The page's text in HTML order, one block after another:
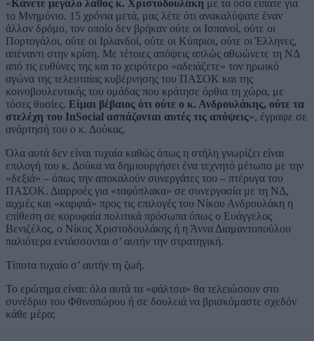
«Κάνετε μεγάλο λάθος κ. Χριστοδουλάκη με τα όσα είπατε για
το Μνημόνιο. 15 χρόνια μετά, μας λέτε ότι ανακαλύψατε έναν
άλλον δρόμο, τον οποίο δεν βρήκαν ούτε οι Ισπανοί, ούτε οι
Πορτογάλοι, ούτε οι Ιρλανδοί, ούτε οι Κύπριοι, ούτε οι Έλληνες,
απέναντι στην κρίση. Με τέτοιες απόψεις απλώς αθωώνετε τη ΝΔ
από τις ευθύνες της και το χειρότερο «αδειάζετε» τον ηρωικό
αγώνα της τελευταίας κυβέρνησης του ΠΑΣΟΚ και της
κοινοβουλευτικής του ομάδας που κράτησε όρθια τη χώρα, με
τόσες θυσίες. Είμαι βέβαιος ότι ούτε ο κ. Ανδρουλάκης, ούτε τα
στελέχη του InSocial ασπάζονται αυτές τις απόψεις», έγραψε σε
ανάρτησή του ο κ. Δούκας.
Όλα αυτά δεν είναι τυχαία καθώς όπως η στήλη γνωρίζει είναι
επιλογή του κ. Δούκα να δημιουργήσει ένα τεχνητό μέτωπο με την
«δεξιά» – όπως την αποκαλούν συνεργάτες του – πτέρυγα του
ΠΑΣΟΚ. Διαρροές για «ταφόπλακα» σε συνεργασία με τη ΝΔ,
αιχμές και «καρφιά» προς τις επιλογές του Νίκου Ανδρουλάκη η
επίθεση σε κορυφαία πολιτικά πρόσωπα όπως ο Ευάγγελος
Βενιζέλος, ο Νίκος Χριστοδουλάκης ή η Άννα Διαμαντοπούλου
παλιότερα εντάσσονται σ’ αυτήν την στρατηγική.
Τίποτα τυχαίο σ’ αυτήν τη ζωή.
Το ερώτημα είναι: όλα αυτά τα «φάλτσα» θα τελειώσουν στο
συνέδριο του Φθινοπώρου ή σε δουλειά να βρισκόμαστε σχεδόν
κάθε μέρα;